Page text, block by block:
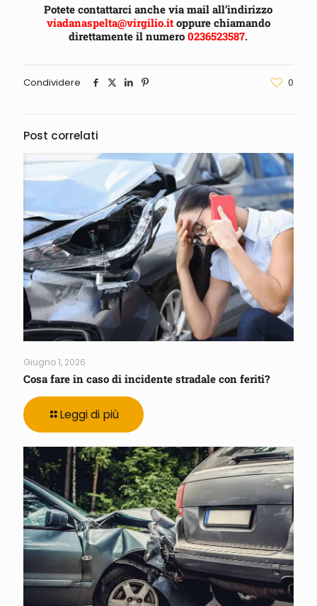
Potete contattarci anche via mail all’indirizzo
viadanaspelta@virgilio.it oppure chiamando
direttamente il numero0236523587.
Condividere 0
Post correlati
Giugno 1, 2026
Cosa fare in caso di incidente stradale con feriti?
Leggi di più